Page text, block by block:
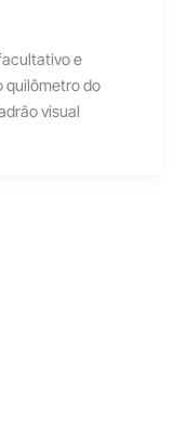
e
quilômetro do
visual